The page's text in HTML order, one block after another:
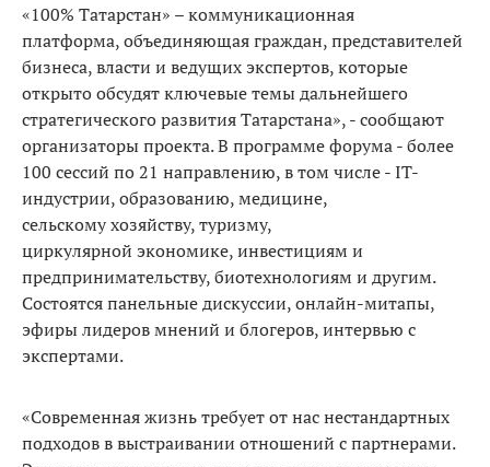
«100% Татарстан» – коммуникационная
платформа, объединяющая граждан, представителей
бизнеса, власти и ведущих экспертов, которые
открыто обсудят ключевые темы дальнейшего
стратегического развития Татарстана», - сообщают
организаторы проекта. В программе форума - более
100 сессий по 21 направлению, в том числе - IT-
индустрии, образованию, медицине,
сельскому хозяйству, туризму,
циркулярной экономике, инвестициям и
предпринимательству, биотехнологиям и другим.
Состоятся панельные дискуссии, онлайн-митапы,
эфиры лидеров мнений и блогеров, интервью с
экспертами.
«Современная жизнь требует от нас нестандартных
подходов в выстраивании отношений с партнерами.